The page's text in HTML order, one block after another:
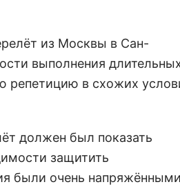
из Москвы в Сан-
выполнения
репетицию в схожих
должен был показать
защитить
были очень